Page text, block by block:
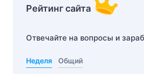
Рейтинг сайта
Отвечайте на вопросы и
Неделя Общий